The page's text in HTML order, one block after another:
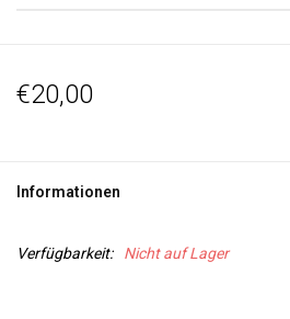
WORKSHOPS
€20,00
Informationen
Verfügbarkeit: Nicht auf Lager